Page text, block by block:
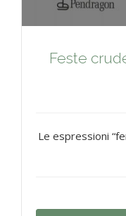
Feste
Le espressioni